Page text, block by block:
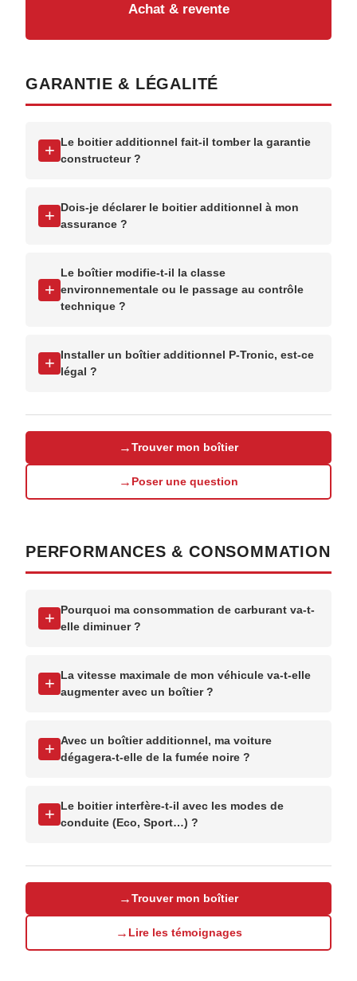
Achat & revente
GARANTIE & LÉGALITÉ
+ Le boitier additionnel fait-il tomber la garantie
constructeur ?
+ Dois-je déclarer le boitier additionnel à mon
assurance ?
+
Le boîtier modifie-t-il la classe
environnementale ou le passage au contrôle
technique ?
+ Installer un boîtier additionnel P-Tronic, est-ce
légal ?
→Trouver mon boîtier
→ Poser une question
PERFORMANCES & CONSOMMATION
+ Pourquoi ma consommation de carburant va-t-
elle diminuer ?
+ La vitesse maximale de mon véhicule va-t-elle
augmenter avec un boîtier ?
+ Avec un boîtier additionnel, ma voiture
dégagera-t-elle de la fumée noire ?
+ Le boitier interfère-t-il avec les modes de
conduite (Eco, Sport…) ?
→Trouver mon boîtier
→ Lire les témoignages